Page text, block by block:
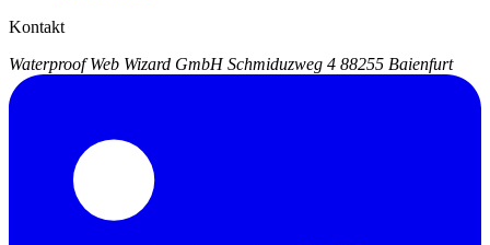
Kontakt
Waterproof Web Wizard GmbH Schmiduzweg 4 88255 Baienfurt